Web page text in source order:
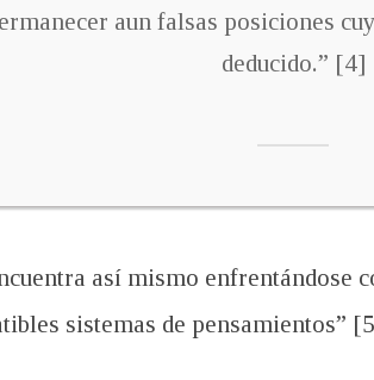
aun falsas posiciones
deducido.” [4]
así mismo enfrentándose
sistemas de pensamientos”